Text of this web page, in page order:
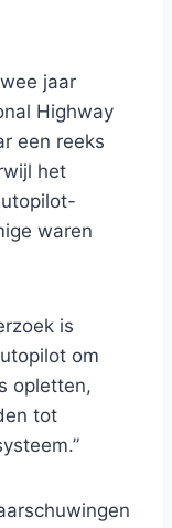
jaar
Highway
een reeks
het
waren
is
om
opletten,
tot